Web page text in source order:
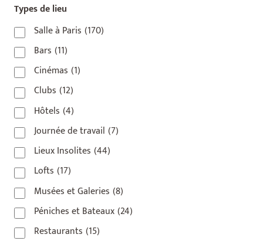
Types de lieu
Salle à Paris (170)
Bars (11)
Cinémas (1)
Clubs (12)
Hôtels (4)
Journée de travail (7)
Lieux Insolites (44)
Lofts (17)
Musées et Galeries (8)
Péniches et Bateaux(24)
Restaurants (15)